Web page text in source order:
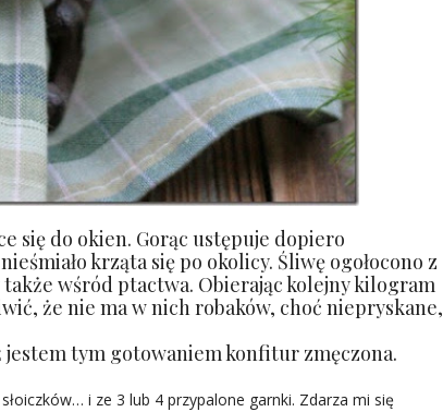
się do okien. Gorąc ustępuje dopiero
krząta się po okolicy. Śliwę ogołocono z
także wśród ptactwa. Obierając kolejny kilogram
że nie ma w nich robaków, choć niepryskane,
tym gotowaniem konfitur zmęczona.
i ze 3 lub 4 przypalone garnki. Zdarza mi się